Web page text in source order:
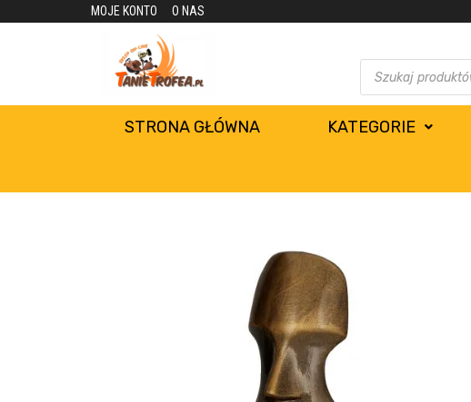
MOJE KONTO O NAS
STRONA GŁÓWNA KATEGORIE